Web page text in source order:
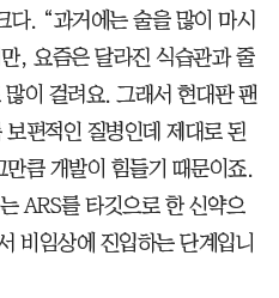
다. “과거에는 술을 많이 마시
, 요즘은 달라진 식습관과 줄
이 걸려요. 그래서 현대판 팬
편적인 질병인데 제대로 된
큼 개발이 힘들기 때문이죠.
ARS를 타깃으로 한 신약으
비임상에 진입하는 단계입니